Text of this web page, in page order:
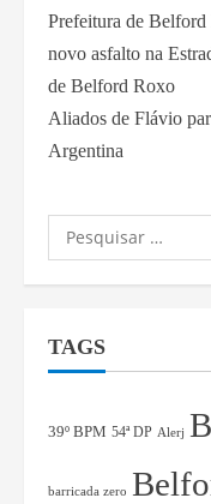
Prefeitura de Belford
novo asfalto na
de Belford Roxo
Aliados de Flávio
Argentina
TAGS
39º BPM 54ª DP Alerj
barricada zero